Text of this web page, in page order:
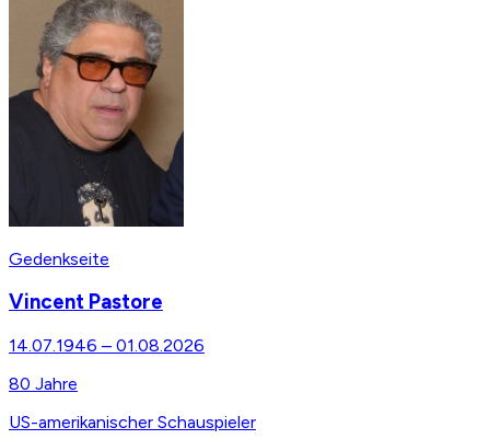
Gedenkseite
Vincent Pastore
14.07.1946 – 01.08.2026
80 Jahre
US-amerikanischer Schauspieler